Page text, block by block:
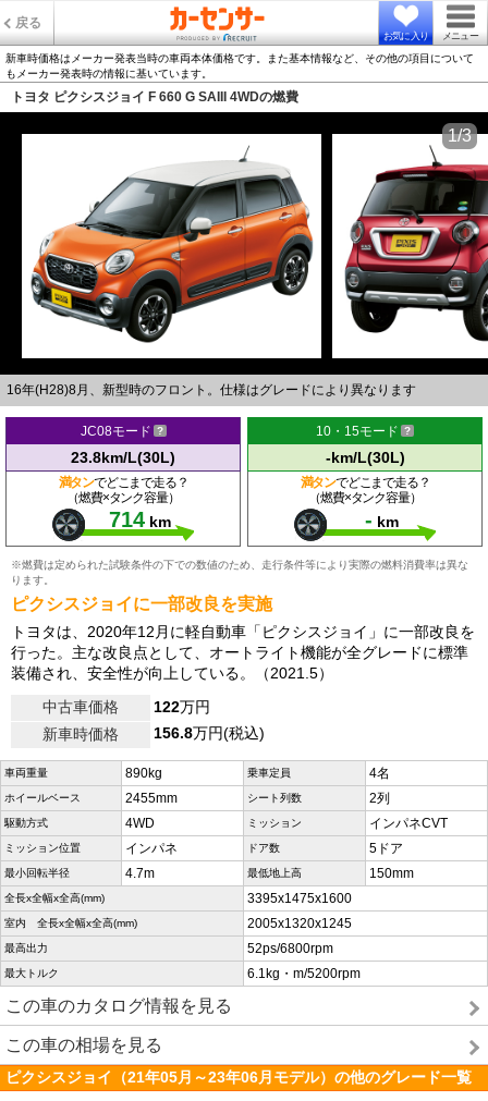
戻る
お気に入り メニュー
新車時価格はメーカー発表当時の車両本体価格です。また基本情報など、その他の項目について
もメーカー発表時の情報に基いています。
トヨタ ピクシスジョイ F 660 G SAIII 4WDの燃費
16年(H28)8月、新型時のフロント。仕様はグレードにより異なります
1/3
JC08モード
23.8km/L(30L)
満タンでどこまで走る？
（燃費×タンク容量）
714 km
10・15モード
-km/L(30L)
満タンでどこまで走る？
（燃費×タンク容量）
- km
※燃費は定められた試験条件の下での数値のため、走行条件等により実際の燃料消費率は異な
ります。
ピクシスジョイに一部改良を実施
トヨタは、2020年12月に軽自動車「ピクシスジョイ」に一部改良を
行った。主な改良点として、オートライト機能が全グレードに標準
装備され、安全性が向上している。（2021.5）
中古車価格
122万円
新車時価格
156.8万円(税込)
車両重量 890kg 乗車定員 4名
ホイールベース 2455mm シート列数 2列
駆動方式 4WD ミッション インパネCVT
ミッション位置 インパネ ドア数 5ドア
最小回転半径 4.7m 最低地上高 150mm
全長x全幅x全高(mm) 3395x1475x1600
室内 全長x全幅x全高(mm) 2005x1320x1245
最高出力 52ps/6800rpm
最大トルク 6.1kg・m/5200rpm
この車のカタログ情報を見る
この車の相場を見る
ピクシスジョイ（21年05月～23年06月モデル）の他のグレード一覧